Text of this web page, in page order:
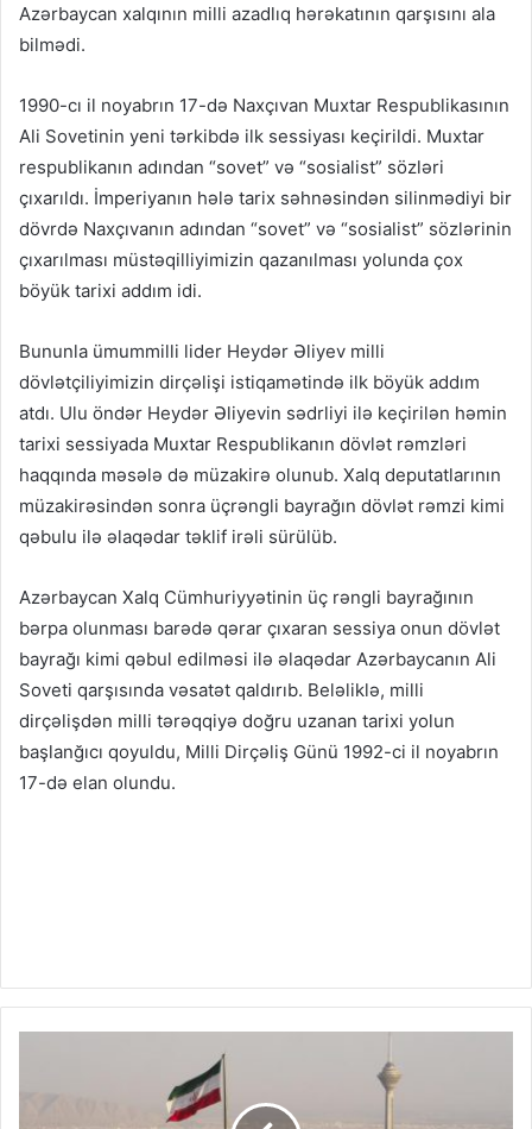
Azərbaycan xalqının milli azadlıq hərəkatının qarşısını ala
bilmədi.
1990-cı il noyabrın 17-də Naxçıvan Muxtar Respublikasının
Ali Sovetinin yeni tərkibdə ilk sessiyası keçirildi. Muxtar
respublikanın adından “sovet” və “sosialist” sözləri
çıxarıldı. İmperiyanın hələ tarix səhnəsindən silinmədiyi bir
dövrdə Naxçıvanın adından “sovet” və “sosialist” sözlərinin
çıxarılması müstəqilliyimizin qazanılması yolunda çox
böyük tarixi addım idi.
Bununla ümummilli lider Heydər Əliyev milli
dövlətçiliyimizin dirçəlişi istiqamətində ilk böyük addım
atdı. Ulu öndər Heydər Əliyevin sədrliyi ilə keçirilən həmin
tarixi sessiyada Muxtar Respublikanın dövlət rəmzləri
haqqında məsələ də müzakirə olunub. Xalq deputatlarının
müzakirəsindən sonra üçrəngli bayrağın dövlət rəmzi kimi
qəbulu ilə əlaqədar təklif irəli sürülüb.
Azərbaycan Xalq Cümhuriyyətinin üç rəngli bayrağının
bərpa olunması barədə qərar çıxaran sessiya onun dövlət
bayrağı kimi qəbul edilməsi ilə əlaqədar Azərbaycanın Ali
Soveti qarşısında vəsatət qaldırıb. Beləliklə, milli
dirçəlişdən milli tərəqqiyə doğru uzanan tarixi yolun
başlanğıcı qoyuldu, Milli Dirçəliş Günü 1992-ci il noyabrın
17-də elan olundu.